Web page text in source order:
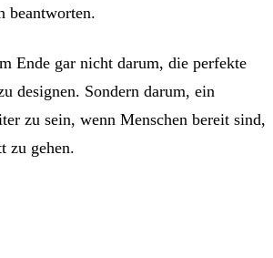
beantworten.
Ende gar nicht darum, die perfekte
designen. Sondern darum, ein
zu sein, wenn Menschen bereit sind,
zu gehen.